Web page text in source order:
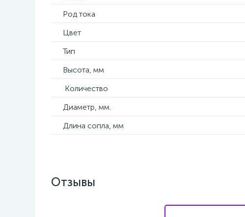
Род тока
Цвет
Тип
Высота, мм
Количество
Диаметр, мм.
Длина сопла, мм
Отзывы